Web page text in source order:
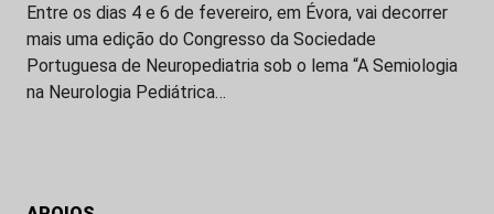
Entre os dias 4 e 6 de fevereiro, em Évora, vai decorrer
mais uma edição do Congresso da Sociedade
Portuguesa de Neuropediatria sob o lema “A Semiologia
na Neurologia Pediátrica…